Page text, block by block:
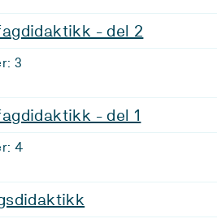
- del 2
3
- del 1
4